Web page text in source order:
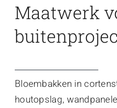
Maatwerk
Bloembakken in
houtopslag,